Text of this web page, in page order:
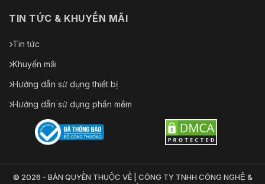
TIN TỨC & KHUYẾN MÃI
Tin tức
Khuyến mãi
Hướng dẫn sử dụng thiết bị
Hướng dẫn sử dụng phần mềm
© 2026 - BẢN QUYỀN THUỘC VỀ | CÔNG TY TNHH CÔNG NGHỆ &